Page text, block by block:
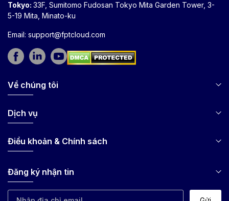
Tokyo: 33F, Sumitomo Fudosan Tokyo Mita Garden Tower, 3-
5-19 Mita, Minato-ku
Email: support@fptcloud.com
Về chúng tôi
Dịch vụ
Điều khoản & Chính sách
Đăng ký nhận tin